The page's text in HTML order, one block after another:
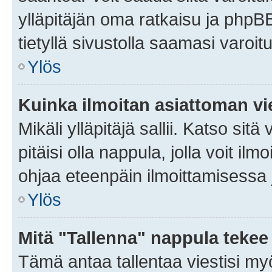
ylläpitäjän oma ratkaisu ja
tietyllä sivustolla saamasi
Ylös
Kuinka ilmoitan asiattoman
Mikäli ylläpitäjä sallii. Katso sitä
pitäisi olla nappula, jolla voit
ohjaa eteenpäin
Ylös
Mitä "Tallenna" nappula
Tämä antaa tallentaa viestisi